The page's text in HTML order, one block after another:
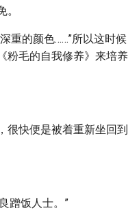
重的颜色……”所以这时候
粉毛的自我修养》来培养
很快便是被着重新坐回到
蹭饭人士。”